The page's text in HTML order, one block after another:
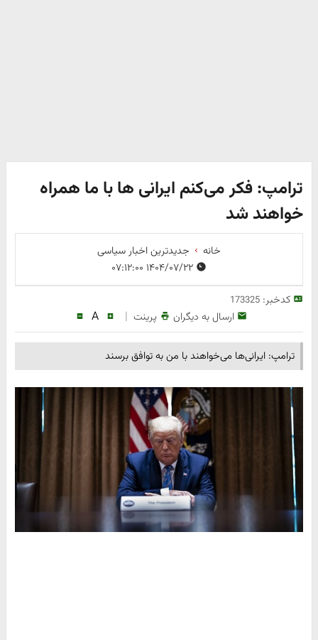
ترامپ: فکر می‌کنم ایرانی ها با ما همراه
خواهند شد
خانه
جدیدترین اخبار سیاسی
کدخبر:173325
ارسال به دیگران پرینت |
A
ترامپ: ایرانی‌ها می‌خواهند با من به توافق برسند